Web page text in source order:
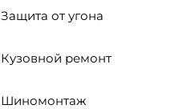
Защита от угона
Кузовной ремонт
Шиномонтаж